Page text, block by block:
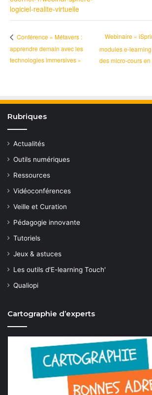
logiciel-realite-virtuelle
Conférence « Métavers :
apprendre demain avec les
technologies immersives »
Webinaire «
modules e-
des micro-cours
Rubriques
Actualités
Outils numériques
Ressources
Vidéoconférences
Veille et Curation
Pédagogie innovante
Tutoriels
Jeux & astuces
Les outils d'E-learning Touch'
Qualiopi
Cartographie d’experts